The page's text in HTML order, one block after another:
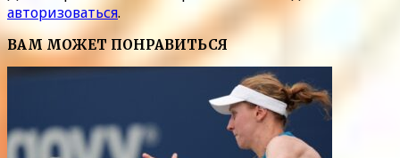
авторизоваться.
ВАМ МОЖЕТ ПОНРАВИТЬСЯ